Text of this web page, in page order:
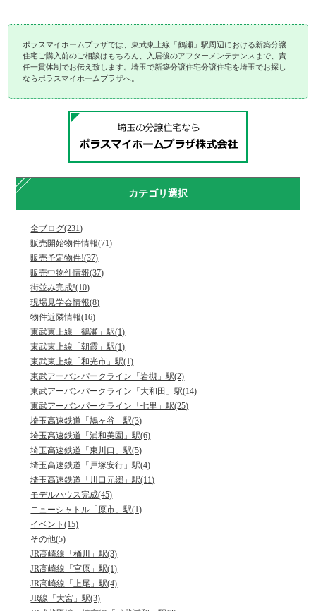
ポラスマイホームプラザでは、東武東上線「鶴瀬」駅周辺における新築分譲
住宅ご購入前のご相談はもちろん、入居後のアフターメンテナンスまで、責
任一貫体制でお伝え致します。埼玉で新築分譲住宅分譲住宅を埼玉でお探し
ならポラスマイホームプラザへ。
カテゴリ選択
全ブログ(231)
販売開始物件情報(71)
販売予定物件!(37)
販売中物件情報(37)
街並み完成!(10)
現場見学会情報(8)
物件近隣情報(16)
東武東上線「鶴瀬」駅(1)
東武東上線「朝霞」駅(1)
東武東上線「和光市」駅(1)
東武アーバンパークライン「岩槻」駅(2)
東武アーバンパークライン「大和田」駅(14)
東武アーバンパークライン「七里」駅(25)
埼玉高速鉄道「鳩ヶ谷」駅(3)
埼玉高速鉄道「浦和美園」駅(6)
埼玉高速鉄道「東川口」駅(5)
埼玉高速鉄道「戸塚安行」駅(4)
埼玉高速鉄道「川口元郷」駅(11)
モデルハウス完成(45)
ニューシャトル「原市」駅(1)
イベント(15)
その他(5)
JR高崎線「桶川」駅(3)
JR高崎線「宮原」駅(1)
JR高崎線「上尾」駅(4)
JR線「大宮」駅(3)